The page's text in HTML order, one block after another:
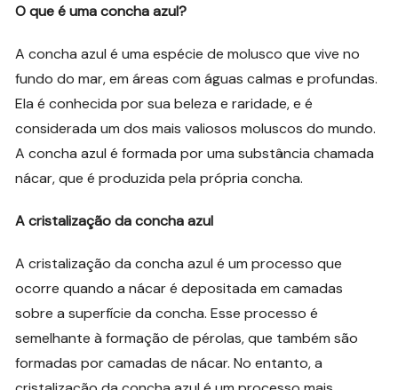
O que é uma concha azul?
A concha azul é uma espécie de molusco que vive no
fundo do mar, em áreas com águas calmas e profundas.
Ela é conhecida por sua beleza e raridade, e é
considerada um dos mais valiosos moluscos do mundo.
A concha azul é formada por uma substância chamada
nácar, que é produzida pela própria concha.
A cristalização da concha azul
A cristalização da concha azul é um processo que
ocorre quando a nácar é depositada em camadas
sobre a superfície da concha. Esse processo é
semelhante à formação de pérolas, que também são
formadas por camadas de nácar. No entanto, a